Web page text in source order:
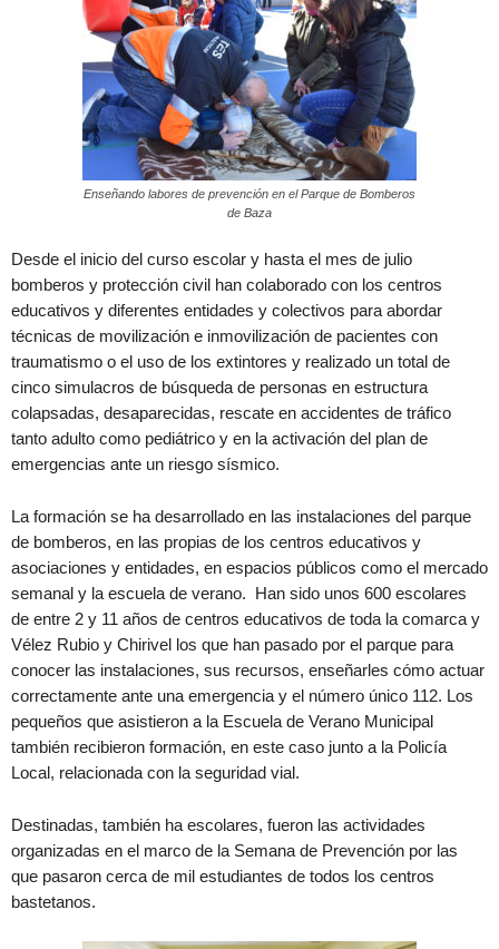
Enseñando labores de prevención en el Parque de Bomberos
de Baza
Desde el inicio del curso escolar y hasta el mes de julio
bomberos y protección civil han colaborado con los centros
educativos y diferentes entidades y colectivos para abordar
técnicas de movilización e inmovilización de pacientes con
traumatismo o el uso de los extintores y realizado un total de
cinco simulacros de búsqueda de personas en estructura
colapsadas, desaparecidas, rescate en accidentes de tráfico
tanto adulto como pediátrico y en la activación del plan de
emergencias ante un riesgo sísmico.
La formación se ha desarrollado en las instalaciones del parque
de bomberos, en las propias de los centros educativos y
asociaciones y entidades, en espacios públicos como el mercado
semanal y la escuela de verano. Han sido unos 600 escolares
de entre 2 y 11 años de centros educativos de toda la comarca y
Vélez Rubio y Chirivel los que han pasado por el parque para
conocer las instalaciones, sus recursos, enseñarles cómo actuar
correctamente ante una emergencia y el número único 112. Los
pequeños que asistieron a la Escuela de Verano Municipal
también recibieron formación, en este caso junto a la Policía
Local, relacionada con la seguridad vial.
Destinadas, también ha escolares, fueron las actividades
organizadas en el marco de la Semana de Prevención por las
que pasaron cerca de mil estudiantes de todos los centros
bastetanos.